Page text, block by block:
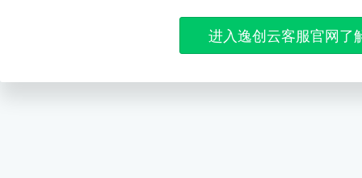
进入逸创云客服官网了